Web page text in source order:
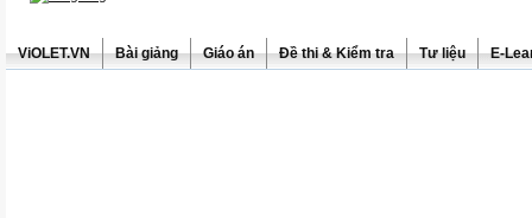
ViOLET.VN Bài giảng Giáo án Đề thi & Kiểm tra Tư liệu E-